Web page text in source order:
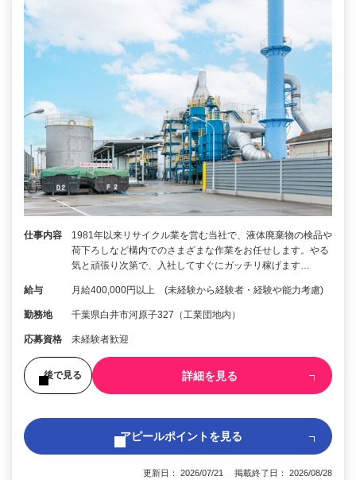
仕事内容
1981年以来リサイクル業を営む当社で、液体廃棄物の検品や
荷下ろしなど構内でのさまざまな作業をお任せします。やる
気と頑張り次第で、入社してすぐにガッチリ稼げます…
給与 月給400,000円以上 (未経験から経験者・経験や能力考慮)
勤務地 千葉県白井市河原子327（工業団地内）
応募資格 未経験者歓迎
後で見る 詳細を見る
アピールポイントを見る
更新日： 2026/07/21 掲載終了日： 2026/08/28